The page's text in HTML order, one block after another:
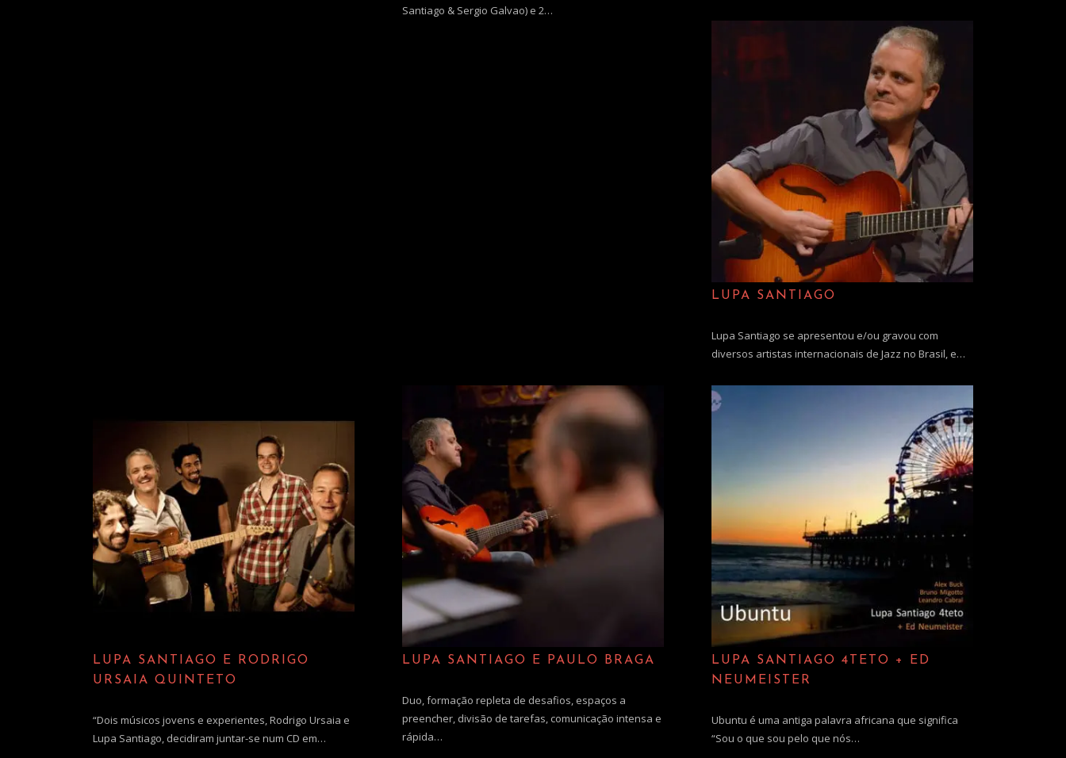
Santiago & Sergio Galvao) e 2…
LUPA SANTIAGO
Lupa Santiago se apresentou e/ou gravou com
diversos artistas internacionais de Jazz no Brasil, e…
LUPA SANTIAGO E RODRIGO
URSAIA QUINTETO
“Dois músicos jovens e experientes, Rodrigo Ursaia e
Lupa Santiago, decidiram juntar-se num CD em…
LUPA SANTIAGO E PAULO BRAGA
Duo, formação repleta de desafios, espaços a
preencher, divisão de tarefas, comunicação intensa e
rápida…
LUPA SANTIAGO 4TETO + ED
NEUMEISTER
Ubuntu é uma antiga palavra africana que significa
“Sou o que sou pelo que nós…